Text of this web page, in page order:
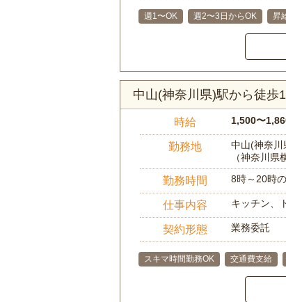
週1〜OK 週2〜3日からOK 昇
中山(神奈川県)駅から徒歩
時給 1,500〜
勤務地
中山(神奈
（神奈川県
勤務時間 8時～20時
仕事内容 キッチン、
契約形態 業務委託
スキマ時間勤務OK 交通費支給